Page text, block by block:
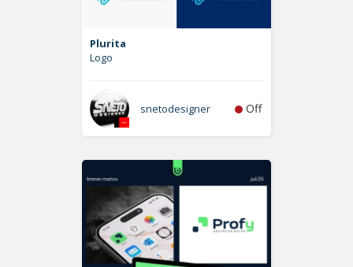
Plurita
Logo
snetodesigner Off